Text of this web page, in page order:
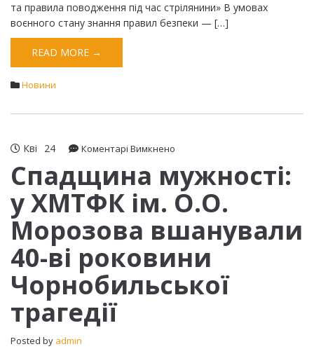
та правила поводження під час стрілянини» ​В умовах
воєнного стану знання правил безпеки — […]
READ MORE →
Новини
Кві 24 Коментарі Вимкнено
мужності:
у
ХМТФК
О.О.
Морозова
вшанували
40-
ві
Спадщина мужності:
у ХМТФК ім. О.О.
Морозова вшанували
40-ві роковини
Чорнобильської
трагедії
Posted by admin